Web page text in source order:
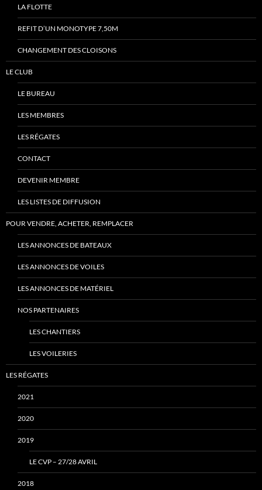
LA FLOTTE
REFIT D’UN MONOTYPE 7,50M
CHANGEMENT DES CLOISONS
LE CLUB
LE BUREAU
LES MEMBRES
LES RÉGATES
CONTACT
DEVENIR MEMBRE
LES LISTES DE DIFFUSION
POUR VENDRE, ACHETER, REMPLACER
LES ANNONCES DE BATEAUX
LES ANNONCES DE VOILES
LES ANNONCES DE MATÉRIEL
NOS PARTENAIRES
LES CHANTIERS
LES VOILERIES
LES RÉGATES
2021
2020
2019
LE CVP – 27/28 AVRIL
2018